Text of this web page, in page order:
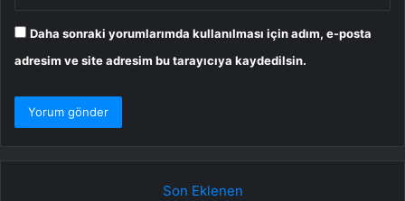
Daha sonraki yorumlarımda kullanılması için adım, e-posta
adresim ve site adresim bu tarayıcıya kaydedilsin.
Son Eklenen